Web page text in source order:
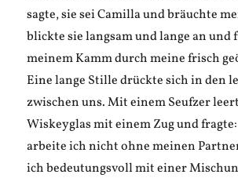
sagte, sie sei Camilla und bräuchte
blickte sie langsam und lange an und
meinem Kamm durch meine frisch
Eine lange Stille drückte sich in den
zwischen uns. Mit einem Seufzer
Wiskeyglas mit einem Zug und
arbeite ich nicht ohne meinen
ich bedeutungsvoll mit einer